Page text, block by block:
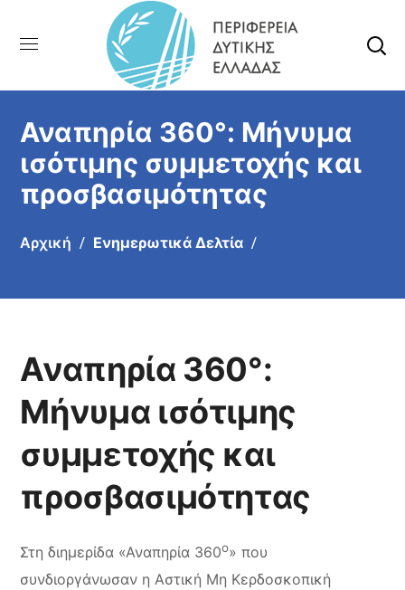
Αναπηρία 360°: Μήνυμα
ισότιμης συμμετοχής και
προσβασιμότητας
Αρχική Ενημερωτικά Δελτία
Αναπηρία 360°:
Μήνυμα ισότιμης
συμμετοχής και
προσβασιμότητας
Στη διημερίδα «Αναπηρία 360ο» που
συνδιοργάνωσαν η Αστική Μη Κερδοσκοπική